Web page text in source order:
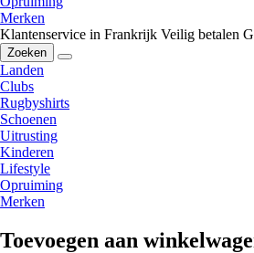
Merken
Klantenservice in Frankrijk Veilig betalen
Zoeken
Landen
Clubs
Rugbyshirts
Schoenen
Uitrusting
Kinderen
Lifestyle
Opruiming
Merken
Toevoegen aan